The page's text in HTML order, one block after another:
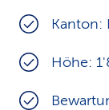
Kanton:
Höhe: